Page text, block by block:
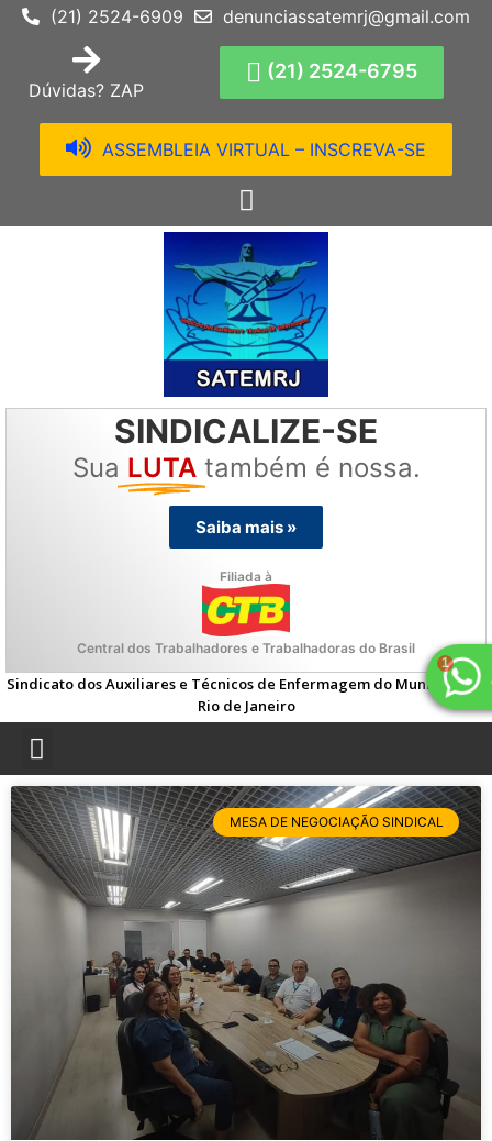
(21) 2524-6909 denunciassatemrj@gmail.com
Dúvidas? ZAP
(21) 2524-6795
ASSEMBLEIA VIRTUAL – INSCREVA-SE
SINDICALIZE-SE
Sua LUTA também é nossa.
Saiba mais »
Filiada à
Central dos Trabalhadores e Trabalhadoras do Brasil
Sindicato dos Auxiliares e Técnicos de Enfermagem do Município do
Rio de Janeiro
MESA DE NEGOCIAÇÃO SINDICAL